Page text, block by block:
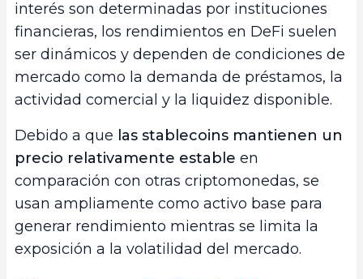
interés son determinadas por instituciones
financieras, los rendimientos en DeFi suelen
ser dinámicos y dependen de condiciones de
mercado como la demanda de préstamos, la
actividad comercial y la liquidez disponible.
Debido a que las stablecoins mantienen un
precio relativamente estable en
comparación con otras criptomonedas, se
usan ampliamente como activo base para
generar rendimiento mientras se limita la
exposición a la volatilidad del mercado.